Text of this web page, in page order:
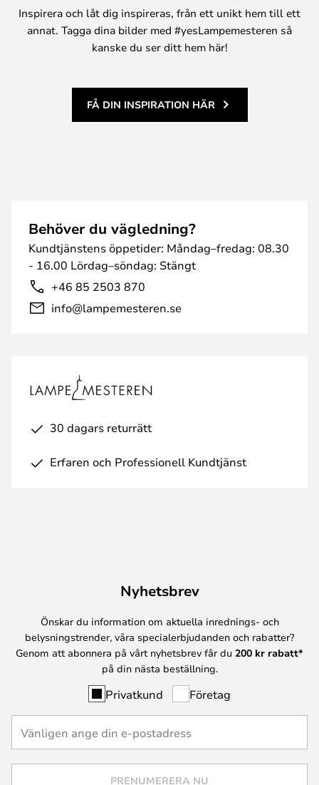
Inspirera och låt dig inspireras, från ett unikt hem till ett
annat. Tagga dina bilder med #yesLampemesteren så
kanske du ser ditt hem här!
FÅ DIN INSPIRATION HÄR
Behöver du vägledning?
Kundtjänstens öppetider: Måndag–fredag: 08.30
- 16.00 Lördag–söndag: Stängt
+46 85 2503 870
info@lampemesteren.se
30 dagars returrätt
Erfaren och Professionell Kundtjänst
Nyhetsbrev
Önskar du information om aktuella inrednings- och
belysningstrender, våra specialerbjudanden och rabatter?
Genom att abonnera på vårt nyhetsbrev får du 200 kr rabatt*
på din nästa beställning.
Privatkund Företag
PRENUMERERA NU